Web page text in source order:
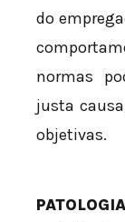
do
normas
justa
objetivas.